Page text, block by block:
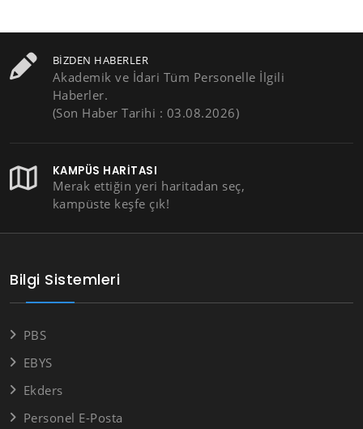
BIZDEN HABERLER
Akademik ve İdari Tüm Personelle İlgili
Haberler.
(Son Haber Tarihi : 03.08.2026)
KAMPÜS HARITASI
Merak ettiğin yeri haritadan seç,
kampüste keşfe çık!
Bilgi Sistemleri
PBS
EBYS
Ekders
Personel E-Posta